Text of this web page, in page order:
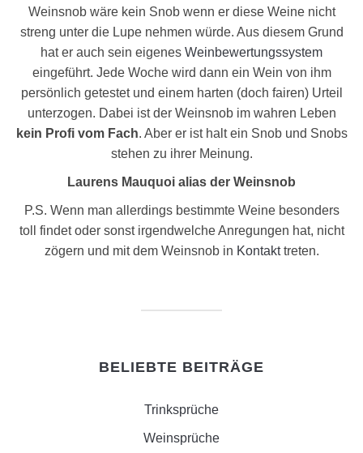
Weinsnob wäre kein Snob wenn er diese Weine nicht
streng unter die Lupe nehmen würde. Aus diesem Grund
hat er auch sein eigenes Weinbewertungssystem
eingeführt. Jede Woche wird dann ein Wein von ihm
persönlich getestet und einem harten (doch fairen) Urteil
unterzogen. Dabei ist der Weinsnob im wahren Leben
kein Profi vom Fach. Aber er ist halt ein Snob und Snobs
stehen zu ihrer Meinung.
Laurens Mauquoi alias der Weinsnob
P.S. Wenn man allerdings bestimmte Weine besonders
toll findet oder sonst irgendwelche Anregungen hat, nicht
zögern und mit dem Weinsnob in Kontakttreten.
BELIEBTE BEITRÄGE
Trinksprüche
Weinsprüche